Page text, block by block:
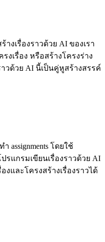
งเรื่องราวด้วย AI ของเรา
เรื่อง หรือสร้างโครงร่าง
าวด้วย AI นี้เป็นคู่หูสร้างสรรค์
assignments โดยใช้
รแกรมเขียนเรื่องราวด้วย AI
งและโครงสร้างเรื่องราวได้